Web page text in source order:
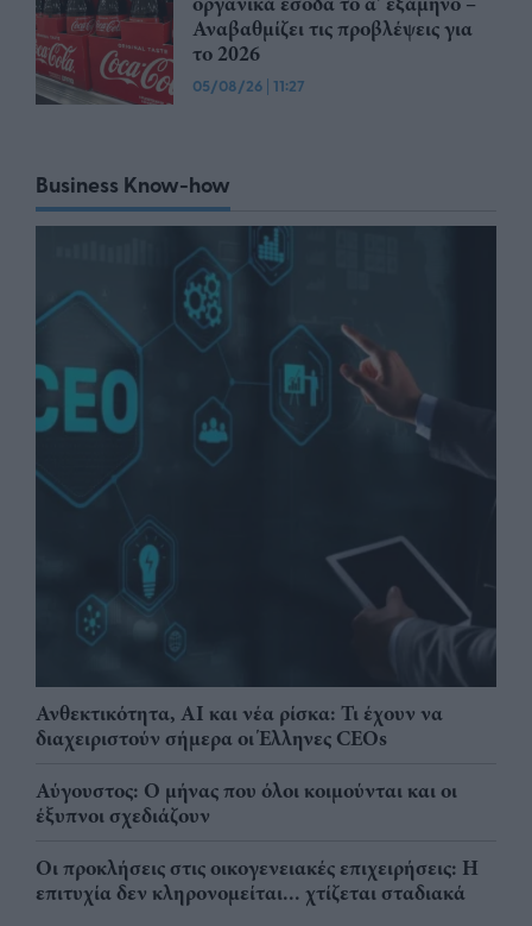
Αναβαθμίζει τις προβλέψεις για
το 2026
05/08/26 | 11:27
Business Know-how
Ανθεκτικότητα, AI και νέα ρίσκα: Τι έχουν να
διαχειριστούν σήμερα οι Έλληνες CEOs
Αύγουστος: Ο μήνας που όλοι κοιμούνται και οι
έξυπνοι σχεδιάζουν
Οι προκλήσεις στις οικογενειακές επιχειρήσεις: Η
επιτυχία δεν κληρονομείται... χτίζεται σταδιακά